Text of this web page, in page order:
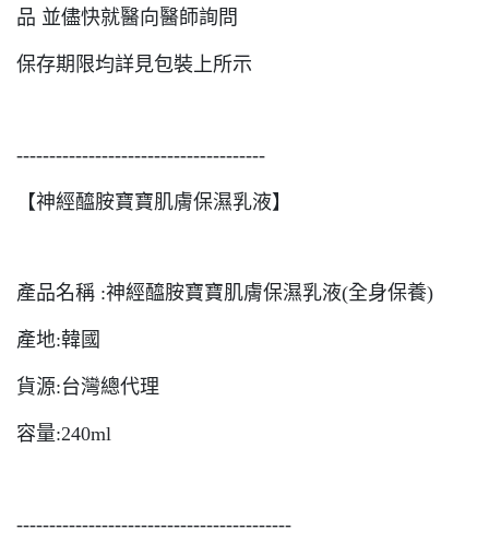
品 並儘快就醫向醫師詢問
保存期限均詳見包裝上所示
--------------------------------------
【神經醯胺寶寶肌膚保濕乳液】
產品名稱 :神經醯胺寶寶肌膚保濕乳液(全身保養)
產地:韓國
貨源:台灣總代理
容量:240ml
------------------------------------------